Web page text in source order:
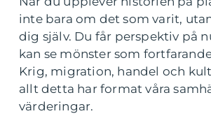
inte bara om det som varit,
dig själv. Du får perspektiv på
kan se mönster som
Krig, migration, handel och
allt detta har format våra
värderingar.